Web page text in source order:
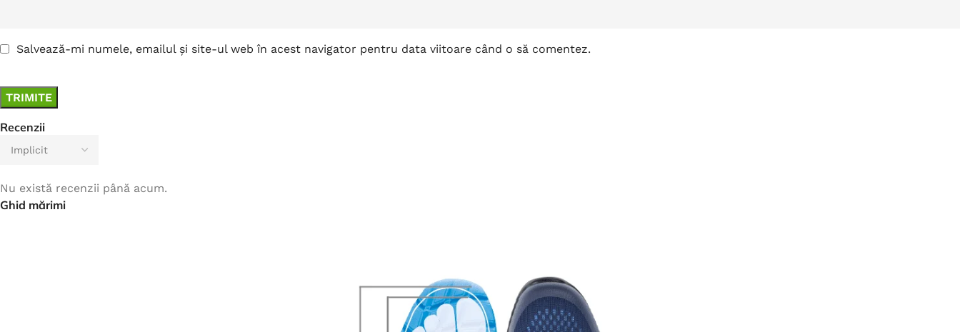
Recenzii
Nu există recenzii până acum.
Salvează-mi numele, emailul și site-ul web în acest navigator pentru data viitoare când o să comentez.
Ghid mărimi